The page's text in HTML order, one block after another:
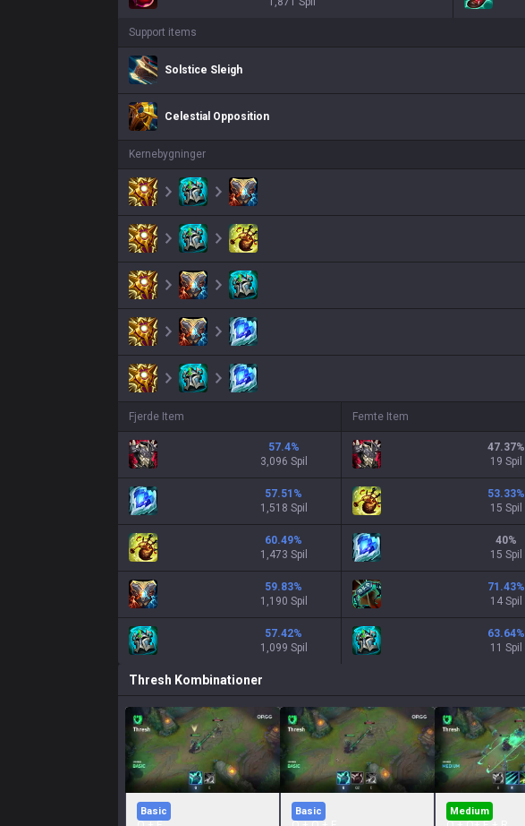
Support items
Solstice Sleigh
Celestial Opposition
Kernebygninger
Fjerde Item
57.4%
3,096 Spil
57.51 %
1,518 Spil
60.49%
1,473 Spil
59.83%
1,190 Spil
57.42%
1,099 Spil
Femte Item
47.37%
19 Spil
53.33%
15 Spil
40%
15 Spil
71.43%
14 Spil
63.64%
11 Spil
Thresh Kombinationer
Basic Basic Medium